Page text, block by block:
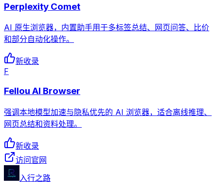
Perplexity Comet
AI 原生浏览器，内置助手用于多标签总结、网页问答、比价
和部分自动化操作。
新收录
F
Fellou AI Browser
强调本地模型加速与隐私优先的 AI 浏览器，适合离线推理、
网页总结和资料处理。
新收录
访问官网
入行之路